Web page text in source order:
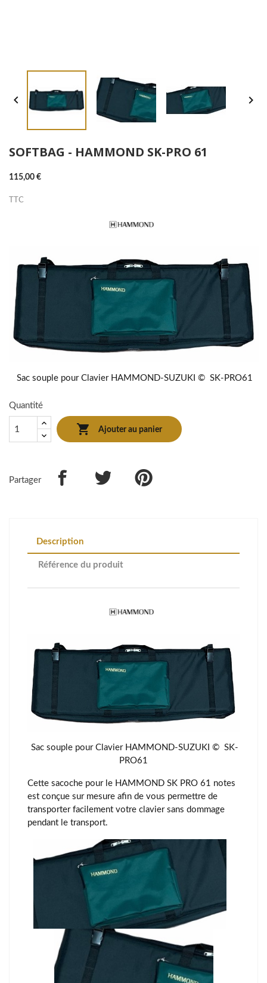
 
SOFTBAG - HAMMOND SK-PRO 61
115,00 €
TTC
Sac souple pour Clavier HAMMOND-SUZUKI © SK-PRO61
Quantité
 Ajouter au panier
Partager
Description
Référence du produit
Sac souple pour Clavier HAMMOND-SUZUKI © SK-
PRO61
Cette sacoche pour le HAMMOND SK PRO 61 notes
est conçue sur mesure afin de vous permettre de
transporter facilement votre clavier sans dommage
pendant le transport.